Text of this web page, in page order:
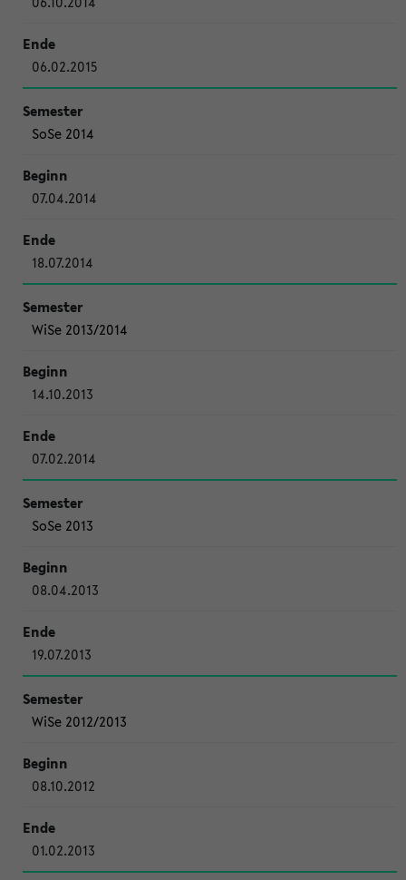
06.02.2015
SoSe 2014
07.04.2014
18.07.2014
WiSe 2013/2014
14.10.2013
07.02.2014
SoSe 2013
08.04.2013
19.07.2013
WiSe 2012/2013
08.10.2012
01.02.2013